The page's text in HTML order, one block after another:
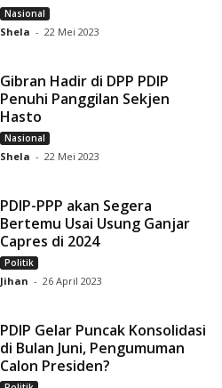
Nasional
Shela - 22 Mei 2023
Gibran Hadir di DPP PDIP
Penuhi Panggilan Sekjen
Hasto
Nasional
Shela - 22 Mei 2023
PDIP-PPP akan Segera
Bertemu Usai Usung Ganjar
Capres di 2024
Politik
Jihan - 26 April 2023
PDIP Gelar Puncak Konsolidasi
di Bulan Juni, Pengumuman
Calon Presiden?